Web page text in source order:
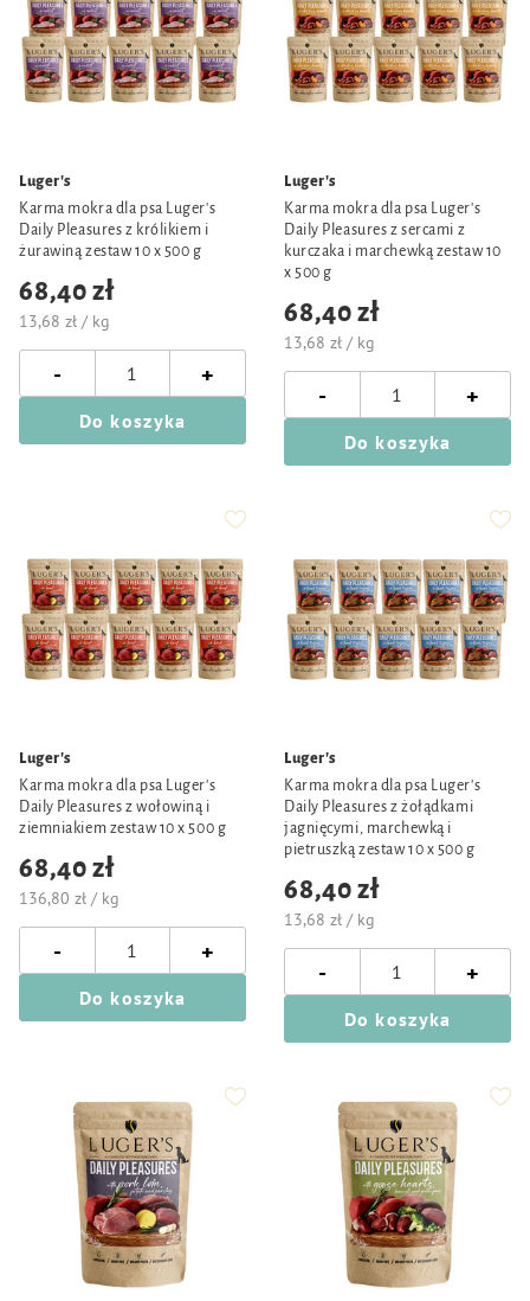
Luger's
Karma mokra dla psa Luger's
Daily Pleasures z królikiem i
żurawiną zestaw 10 x 500 g
68,40 zł
13,68 zł / kg
- +
Do koszyka
Luger's
Karma mokra dla psa Luger's
Daily Pleasures z sercami z
kurczaka i marchewką zestaw 10
x 500 g
68,40 zł
13,68 zł / kg
- +
Do koszyka
Luger's
Karma mokra dla psa Luger's
Daily Pleasures z wołowiną i
ziemniakiem zestaw 10 x 500 g
68,40 zł
136,80 zł / kg
- +
Do koszyka
Luger's
Karma mokra dla psa Luger's
Daily Pleasures z żołądkami
jagnięcymi, marchewką i
pietruszką zestaw 10 x 500 g
68,40 zł
13,68 zł / kg
- +
Do koszyka